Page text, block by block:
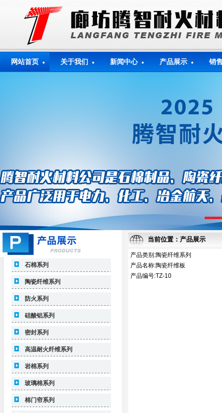
网站首页 关于我们 新闻中心 产品展示 销
石棉系列
陶瓷纤维系列
防火系列
硅酸铝系列
密封系列
高温耐火纤维系列
岩棉系列
玻璃棉系列
棉门帘系列
当前位置：产品展示
产品类别:陶瓷纤维系列
产品名称:陶瓷纤维板
产品编号:TZ-10